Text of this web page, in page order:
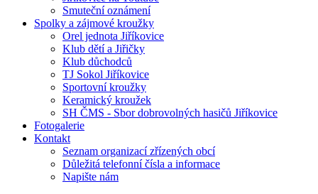
Smuteční oznámení
Spolky a zájmové kroužky
Orel jednota Jiříkovice
Klub dětí a Jiřičky
Klub důchodců
TJ Sokol Jiříkovice
Sportovní kroužky
Keramický kroužek
SH ČMS - Sbor dobrovolných hasičů Jiříkovice
Fotogalerie
Kontakt
Seznam organizací zřízených obcí
Důležitá telefonní čísla a informace
Napište nám